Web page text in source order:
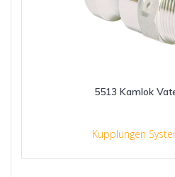
5513 Kamlok
Kupplungen